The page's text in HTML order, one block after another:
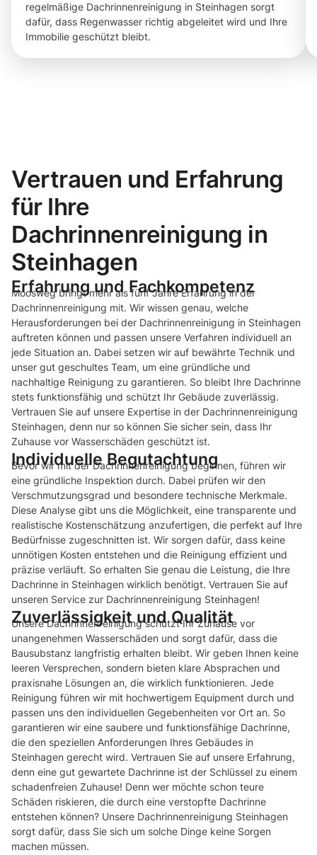
regelmäßige Dachrinnenreinigung in Steinhagen sorgt
dafür, dass Regenwasser richtig abgeleitet wird und Ihre
Immobilie geschützt bleibt.
Vertrauen und Erfahrung
für Ihre
Dachrinnenreinigung in
Steinhagen
Erfahrung und Fachkompetenz
Moosweg bringt mehr als fünf Jahre Erfahrung in der
Dachrinnenreinigung mit. Wir wissen genau, welche
Herausforderungen bei der Dachrinnenreinigung in Steinhagen
auftreten können und passen unsere Verfahren individuell an
jede Situation an. Dabei setzen wir auf bewährte Technik und
unser gut geschultes Team, um eine gründliche und
nachhaltige Reinigung zu garantieren. So bleibt Ihre Dachrinne
stets funktionsfähig und schützt Ihr Gebäude zuverlässig.
Vertrauen Sie auf unsere Expertise in der Dachrinnenreinigung
Steinhagen, denn nur so können Sie sicher sein, dass Ihr
Zuhause vor Wasserschäden geschützt ist.
Individuelle Begutachtung
Bevor wir mit der Dachrinnenreinigung beginnen, führen wir
eine gründliche Inspektion durch. Dabei prüfen wir den
Verschmutzungsgrad und besondere technische Merkmale.
Diese Analyse gibt uns die Möglichkeit, eine transparente und
realistische Kostenschätzung anzufertigen, die perfekt auf Ihre
Bedürfnisse zugeschnitten ist. Wir sorgen dafür, dass keine
unnötigen Kosten entstehen und die Reinigung effizient und
präzise verläuft. So erhalten Sie genau die Leistung, die Ihre
Dachrinne in Steinhagen wirklich benötigt. Vertrauen Sie auf
unseren Service zur Dachrinnenreinigung Steinhagen!
Zuverlässigkeit und Qualität
Unsere Dachrinnenreinigung schützt Ihr Zuhause vor
unangenehmen Wasserschäden und sorgt dafür, dass die
Bausubstanz langfristig erhalten bleibt. Wir geben Ihnen keine
leeren Versprechen, sondern bieten klare Absprachen und
praxisnahe Lösungen an, die wirklich funktionieren. Jede
Reinigung führen wir mit hochwertigem Equipment durch und
passen uns den individuellen Gegebenheiten vor Ort an. So
garantieren wir eine saubere und funktionsfähige Dachrinne,
die den speziellen Anforderungen Ihres Gebäudes in
Steinhagen gerecht wird. Vertrauen Sie auf unsere Erfahrung,
denn eine gut gewartete Dachrinne ist der Schlüssel zu einem
schadenfreien Zuhause! Denn wer möchte schon teure
Schäden riskieren, die durch eine verstopfte Dachrinne
entstehen können? Unsere Dachrinnenreinigung Steinhagen
sorgt dafür, dass Sie sich um solche Dinge keine Sorgen
machen müssen.